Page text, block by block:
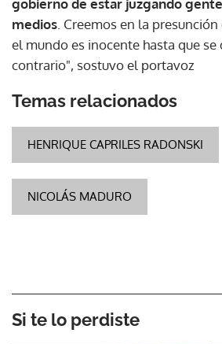
gobierno de estar juzgando
medios . Creemos en la
el mundo es inocente hasta que
contrario", sostuvo el portavoz
Temas relacionados
HENRIQUE CAPRILES RADONSKI
NICOLÁS MADURO
Si te lo perdiste